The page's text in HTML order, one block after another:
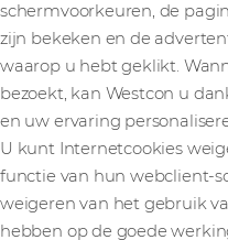
schermvoorkeuren, de
zijn bekeken en de
waarop u hebt geklikt.
bezoekt, kan Westcon u
en uw ervaring
U kunt Internetcookies
functie van hun webclient-
weigeren van het gebruik
hebben op de goede